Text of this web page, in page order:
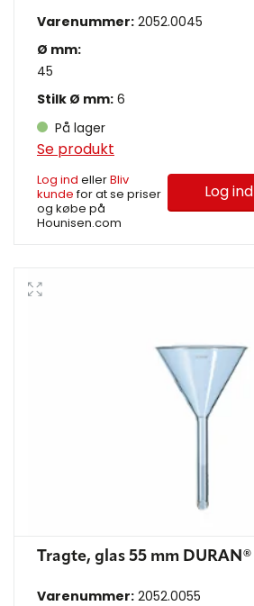
Varenummer: 2052.0045
Ø mm:
45
Stilk Ø mm: 6
På lager
Se produkt
Log ind ellerBliv
kundefor at se priser
og købe på
Hounisen.com
Log ind
Tragte, glas 55 mm DURAN®
Varenummer: 2052.0055